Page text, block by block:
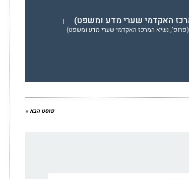
האקדמי שערי מדע ומשפט)
|
נשיא המרכז האקדמי שערי מדע ומשפט)
פוסט הבא »